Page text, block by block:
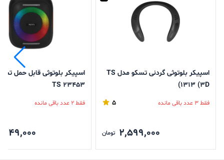
اسپیکر بلوتوثی گردنی تسکو مدل TS
1313 (3D)
فقط 3 عدد باقی مانده 5
2,599,000 تومان
اسپیکر بلوتوثی قابل حمل
TS 23453
فقط 2 عدد باقی مانده